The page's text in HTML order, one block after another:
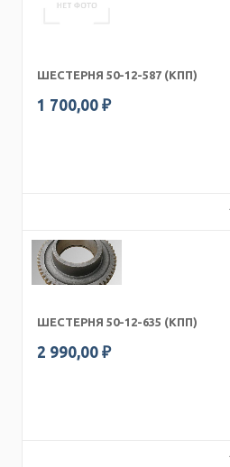
ШЕСТЕРНЯ 50-12-587 (КПП)
1 700,00 ₽
ШЕСТЕРНЯ 50-12-635 (КПП)
2 990,00 ₽